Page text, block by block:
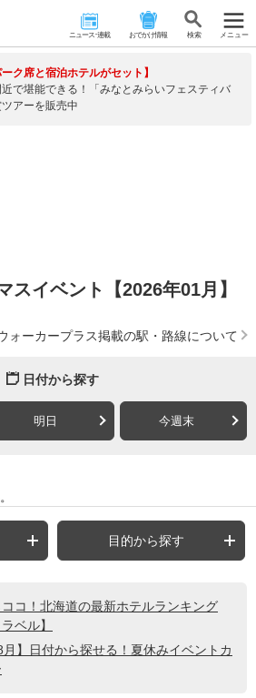
ニュース･連載 おでかけ情報 検 索 メニュー
ーク席と宿泊ホテルがセット】
で堪能できる！「みなとみらいフェスティバ
アーを販売中
スイベント【2026年01月】
ォーカープラス掲載の駅・路線について
日付から探す
明日 今週末
目的から探す
コ！北海道の最新ホテルランキング
ベル】
月】日付から探せる！夏休みイベントカ